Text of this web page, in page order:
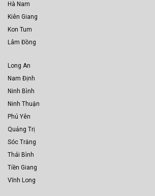
Hà Nam
Kiên Giang
Kon Tum
Lâm Đồng
Long An
Nam Định
Ninh Bình
Ninh Thuận
Phú Yên
Quảng Trị
Sóc Trăng
Thái Bình
Tiền Giang
Vĩnh Long